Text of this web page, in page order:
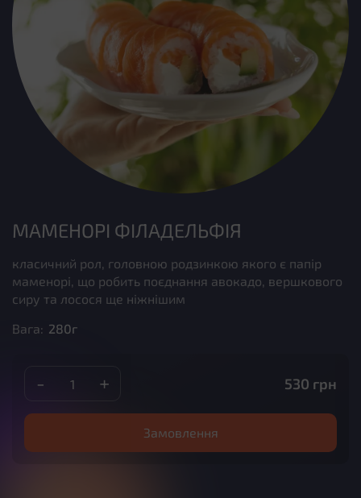
МАМЕНОРІ ФІЛАДЕЛЬФІЯ
класичний рол, головною родзинкою якого є папір
маменорі, що робить поєднання авокадо, вершкового
сиру та лосося ще ніжнішим
Вага: 280г
- + 530 грн
Замовлення